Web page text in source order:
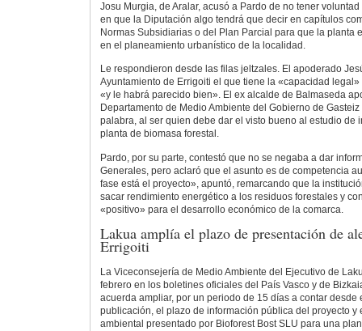
Josu Murgia, de Aralar, acusó a Pardo de no tener
en que la Diputación algo tendrá que decir en capítulos
Normas Subsidiarias o del Plan Parcial para que la planta
en el planeamiento urbanístico de la localidad.
Le respondieron desde las filas jeltzales. El apoderado
Ayuntamiento de Errigoiti el que tiene la «capacidad
«y le habrá parecido bien». El ex alcalde de Balmaseda
Departamento de Medio Ambiente del Gobierno de
palabra, al ser quien debe dar el visto bueno al estudio de
planta de biomasa forestal.
Pardo, por su parte, contestó que no se negaba a dar
Generales, pero aclaró que el asunto es de competencia
fase está el proyecto», apuntó, remarcando que la
sacar rendimiento energético a los residuos forestales y
«positivo» para el desarrollo económico de la comarca.
Lakua amplía el plazo de presentación de
Errigoiti
La Viceconsejería de Medio Ambiente del Ejecutivo de
febrero en los boletines oficiales del País Vasco y de
acuerda ampliar, por un periodo de 15 días a contar desde
publicación, el plazo de información pública del proyecto y
ambiental presentado por Bioforest Bost SLU para una